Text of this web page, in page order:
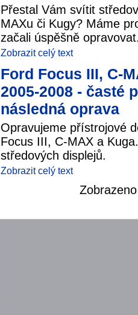
Přestal Vám svítit
MAXu či Kugy? Máme
začali úspěšně
Zobrazit celý text
Ford Focus III, C-
2005-2008 - časté
následná oprava
Opravujeme přístrojové
Focus III, C-MAX a
středových displejů.
Zobrazit celý text